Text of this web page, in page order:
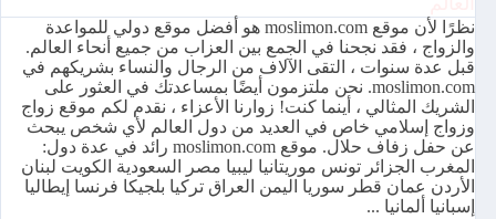
نظرًا لأن موقع moslimon.com هو أفضل موقع دولي للمواعدة
والزواج ، فقد نجحنا في الجمع بين العزاب من جميع أنحاء العالم.
قبل عدة سنوات ، التقى الآلاف من الرجال والنساء بشريكهم في
moslimon.com. نحن ملتزمون أيضًا بمساعدتك في العثور على
الشريك المثالي ، أينما كنت! زوارنا الأعزاء ، نقدم لكم موقع زواج
وزواج إسلامي خاص في العديد من دول العالم لأي شخص يبحث
عن حفل زفاف حلال. موقع moslimon.com رائد في عدة دول:
المغرب الجزائر تونس موريتانيا ليبيا مصر السعودية الكويت لبنان
الأردن عمان قطر سوريا اليمن العراق تركيا بلجيكا فرنسا إيطاليا
إسبانيا ألمانيا ...